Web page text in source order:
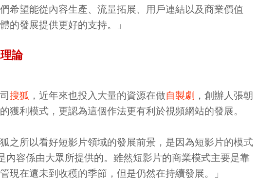
希望能從內容生產、流量拓展、用戶連結以及商業價值
的發展提供更好的支持。」
論
搜狐 ，近年來也投入大量的資源在做自製劇 ，創辦人張朝
獲利模式，更認為這個作法更有利於視頻網站的發展。
之所以看好短影片領域的發展前景，是因為短影片的模式
內容係由大眾所提供的。雖然短影片的商業模式主要是靠
現在還未到收穫的季節，但是仍然在持續發展。」